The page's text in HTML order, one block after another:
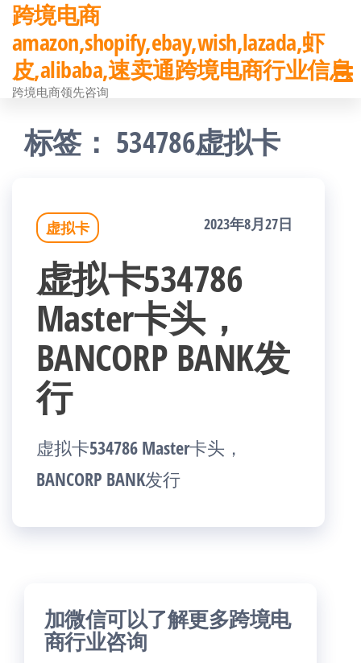
前
往
内
跨境电商
amazon,shopify,ebay,wish,lazada,虾
皮,alibaba,速卖通跨境电商行业信息
跨境电商领先咨询
标签： 534786虚拟卡
虚拟卡 2023年8月27日
虚拟卡534786
Master卡头，
BANCORP BANK发
行
虚拟卡534786 Master卡头，
BANCORP BANK发行
加微信可以了解更多跨境电
商行业咨询